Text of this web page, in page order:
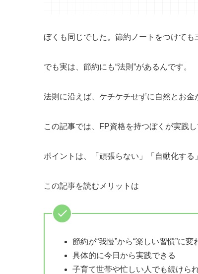
ぼくも同じでした。節約ノートをつけても
でも実は、節約にも“法則”があるんです。
法則に沿えば、ケチケチせずに自然とお金
この記事では、FP資格を持つぼくが実践
ポイントは、「頑張らない」「自動化する
この記事を読むメリットは
節約が“我慢”から“楽しい習慣”に変
具体的に今日から実践できる
子育て世帯や忙しい人でも続けら